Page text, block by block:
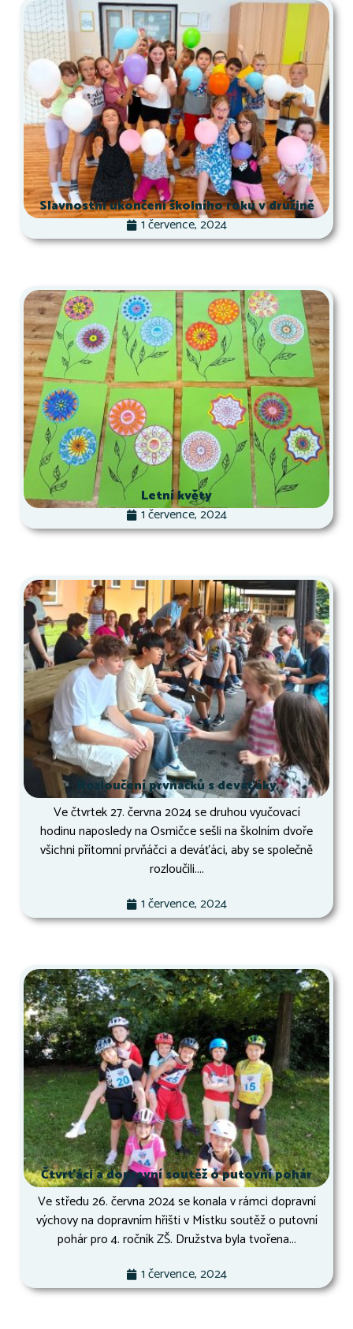
Slavnostní ukončení školního roku v družině
1 července, 2024
Letní květy
1 července, 2024
Rozloučení prvňáčků s deváťáky
Ve čtvrtek 27. června 2024 se druhou vyučovací
hodinu naposledy na Osmičce sešli na školním dvoře
všichni přítomní prvňáčci a deváťáci, aby se společně
rozloučili....
1 července, 2024
Čtvrťáci a dopravní soutěž o putovní pohár
Ve středu 26. června 2024 se konala v rámci dopravní
výchovy na dopravním hřišti v Místku soutěž o putovní
pohár pro 4. ročník ZŠ. Družstva byla tvořena...
1 července, 2024